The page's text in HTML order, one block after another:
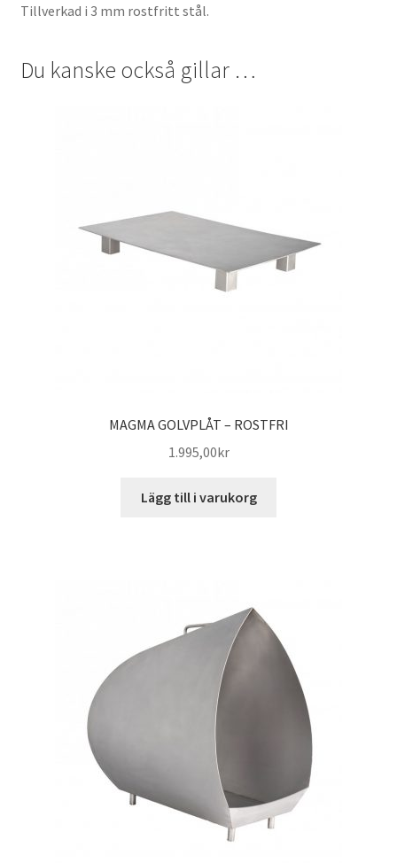
Tillverkad i 3 mm rostfritt stål.
Du kanske också gillar …
MAGMA GOLVPLÅT – ROSTFRI
1.995,00kr
Lägg till i varukorg